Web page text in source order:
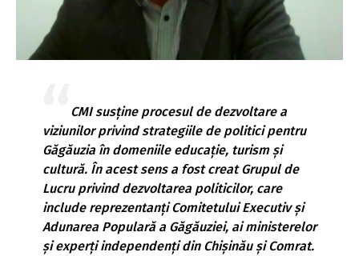
CMI susține procesul de dezvoltare a
viziunilor privind strategiile de politici pentru
Găgăuzia în domeniile educație, turism și
cultură. În acest sens a fost creat Grupul de
Lucru privind dezvoltarea politicilor, care
include reprezentanți Comitetului Executiv și
Adunarea Populară a Găgăuziei, ai ministerelor
și experți independenți din Chișinău și Comrat.